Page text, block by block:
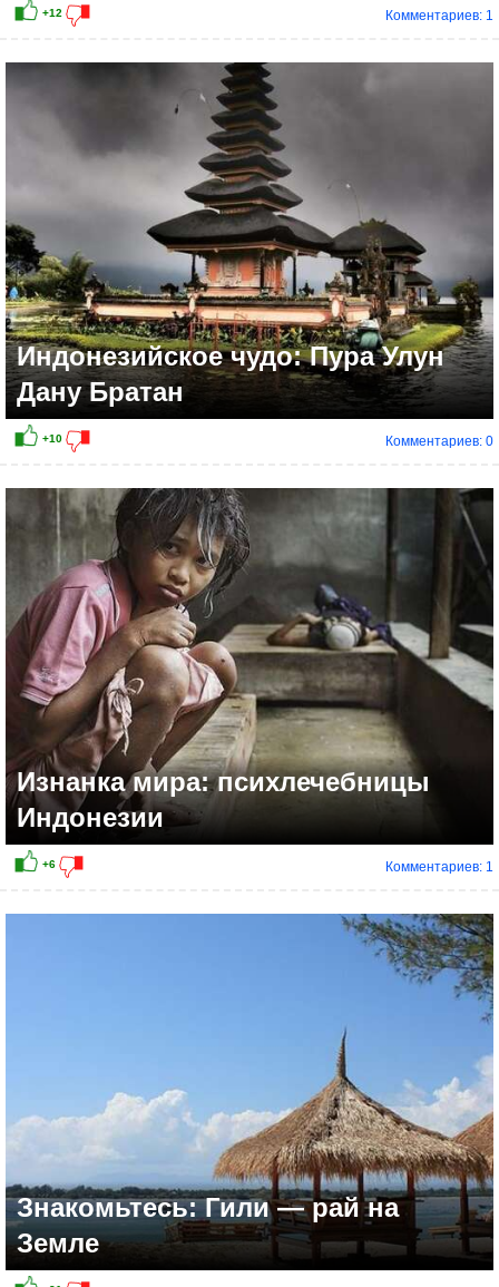
+5
Комментариев: 1
Индонезийское чудо: Пура Улун
Дану Братан
Комментариев: 0
Изнанка мира: психлечебницы
Индонезии
Комментариев: 1
Знакомьтесь: Гили — рай на
Земле